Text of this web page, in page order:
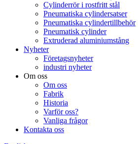
Cylinderrör i rostfritt stål
Pneumatiska cylindersatser
Pneumatiska cylindertillbehör
Pneumatisk cylinder
Extruderad aluminiumstång
Nyheter
Företagsnyheter
industri nyheter
Om oss
Om oss
Fabrik
Historia
Varför oss?
Vanliga frågor
Kontakta oss